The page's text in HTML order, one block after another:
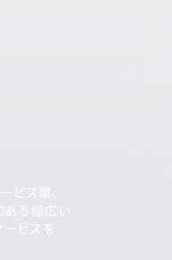
ビス業、
ある幅広い
ービスを